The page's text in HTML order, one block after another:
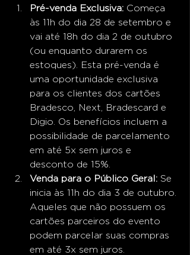
Pré-venda Exclusiva: Começa
às 11h do dia 28 de setembro e
vai até 18h do dia 2 de outubro
(ou enquanto durarem os
estoques). Esta pré-venda é
uma oportunidade exclusiva
para os clientes dos cartões
Bradesco, Next, Bradescard e
Digio. Os benefícios incluem a
possibilidade de parcelamento
em até 5x sem juros e
desconto de 15%.
Venda para o Público Geral: Se
inicia às 11h do dia 3 de outubro.
Aqueles que não possuem os
cartões parceiros do evento
podem parcelar suas compras
em até 3x sem juros.